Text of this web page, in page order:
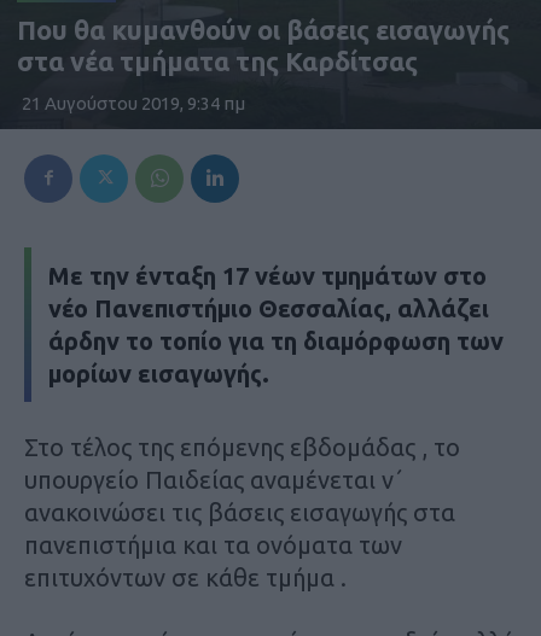
Που θα κυμανθούν οι βάσεις εισαγωγής
στα νέα τμήματα της Καρδίτσας
21 Αυγούστου 2019, 9:34 πμ
Με την ένταξη 17 νέων τμημάτων στο
νέο Πανεπιστήμιο Θεσσαλίας, αλλάζει
άρδην το τοπίο για τη διαμόρφωση των
μορίων εισαγωγής.
Στο τέλος της επόμενης εβδομάδας , το
υπουργείο Παιδείας αναμένεται ν΄
ανακοινώσει τις βάσεις εισαγωγής στα
πανεπιστήμια και τα ονόματα των
επιτυχόντων σε κάθε τμήμα .